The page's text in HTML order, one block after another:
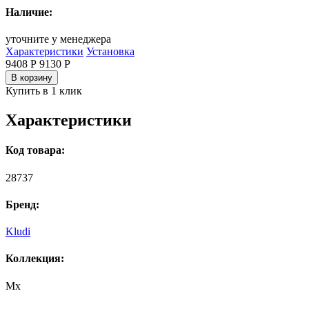
Наличие:
уточните у менеджера
Характеристики Установка
9408 Р 9130 Р
В корзину
Купить в 1 клик
Характеристики
Код товара:
28737
Бренд:
Kludi
Коллекция:
Mx